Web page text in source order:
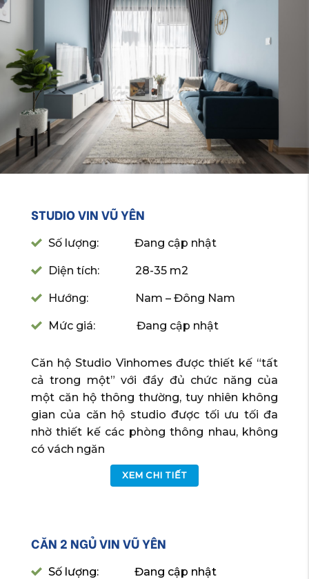
STUDIO VIN VŨ YÊN
Số lượng: Đang cập nhật
Diện tích: 28-35 m2
Hướng: Nam – Đông Nam
Mức giá: Đang cập nhật
Căn hộ Studio Vinhomes được thiết kế “tất
cả trong một” với đầy đủ chức năng của
một căn hộ thông thường, tuy nhiên không
gian của căn hộ studio được tối ưu tối đa
nhờ thiết kế các phòng thông nhau, không
có vách ngăn
XEM CHI TIẾT
CĂN 2 NGỦ VIN VŨ YÊN
Số lượng: Đang cập nhật